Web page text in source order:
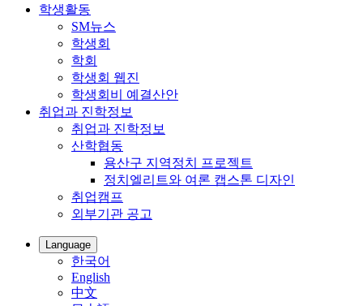
학생활동
SM뉴스
학생회
학회
학생회 웹진
학생회비 예결산안
취업과 진학정보
취업과 진학정보
산학협동
용산구 지역정치 프로젝트
정치엘리트와 여론 캡스톤 디자인
취업캠프
외부기관 공고
Language
한국어
English
中文